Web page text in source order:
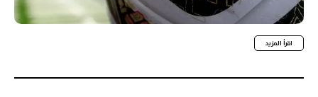
اقرأ المزيد